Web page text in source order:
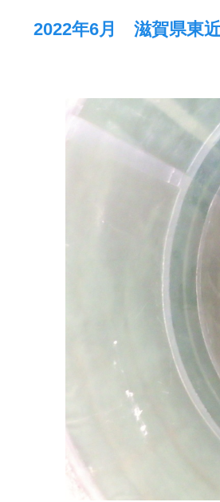
2022年6月 滋賀県東